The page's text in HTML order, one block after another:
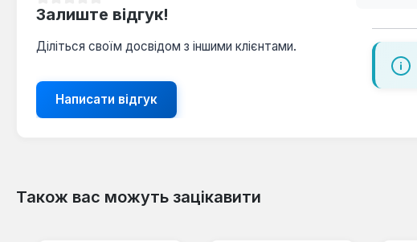
Залиште відгук!
Діліться своїм досвідом з іншими клієнтами.
Написати відгук
Також вас можуть зацікавити